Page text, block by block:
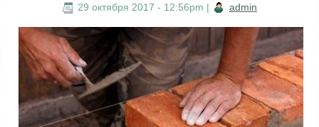
29 октября 2017 - 12:56pm | admin